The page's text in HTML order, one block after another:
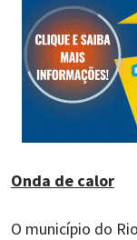
Onda de calor
O município do